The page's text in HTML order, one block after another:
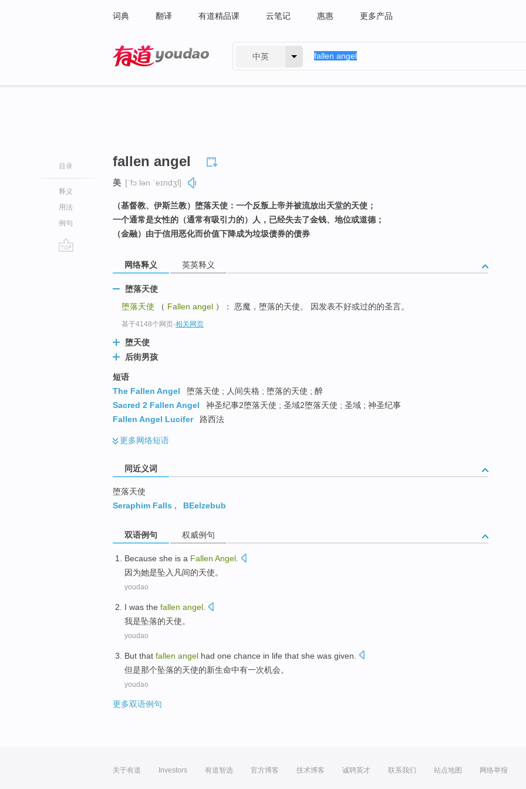
词典 翻译 有道精品课 云笔记 惠惠 更多产品
中英
目录
释义
用法
例句
fallen angel
美 [ˈfɔːlən ˈeɪndʒl]
（基督教、伊斯兰教）堕落天使：一个反叛上帝并被流放出天堂的天使；
一个通常是女性的（通常有吸引力的）人，已经失去了金钱、地位或道德；
（金融）由于信用恶化而价值下降成为垃圾债券的债券
网络释义 英英释义
堕落天使
堕落天使 （ Fallen angel ）： 恶魔，堕落的天使。 因发表不好或过的的圣言。
基于4148个网页-相关网页
堕天使
后街男孩
短语
The Fallen Angel
堕落天使 ; 人间失格 ; 堕落的天使 ; 醉
Sacred 2 Fallen Angel
神圣纪事2堕落天使 ; 圣域2堕落天使 ; 圣域 ; 神圣纪事
Fallen Angel Lucifer
路西法
更多网络短语
同近义词
堕落天使
Seraphim Falls , BEelzebub
双语例句 权威例句
Because she is a Fallen Angel
因为她是坠入 凡间的天使。
youdao
I was the fallen angel
我是坠落的天使。
youdao
But that fallen angel had one chance in life that she was given.
但是那个坠落的天使的新生命中有一次机会。
youdao
更多双语例句
关于有道 Investors 有道智选 官方博客 技术博客 诚聘英才 联系我们 站点地图 网络举报